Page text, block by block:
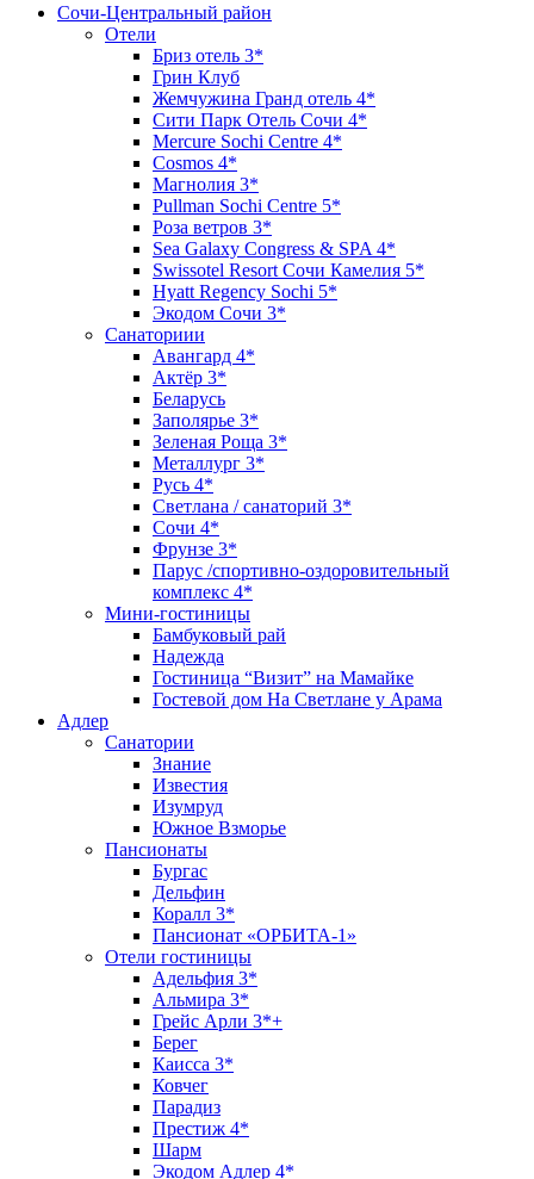
Сочи-Центральный район
Отели
Бриз отель 3*
Грин Клуб
Жемчужина Гранд отель 4*
Сити Парк Отель Сочи 4*
Mercure Sochi Centre 4*
Cosmos 4*
Магнолия 3*
Pullman Sochi Сеntre 5*
Роза ветров 3*
Sea Galaxy Congress & SPA 4*
Swissotel Resort Сочи Камелия 5*
Hyatt Regency Sochi 5*
Экодом Сочи 3*
Санаториии
Авангард 4*
Актёр 3*
Беларусь
Заполярье 3*
Зеленая Роща 3*
Металлург 3*
Русь 4*
Светлана / санаторий 3*
Сочи 4*
Фрунзе 3*
Парус /спортивно-оздоровительный
комплекс 4*
Мини-гостиницы
Бамбуковый рай
Надежда
Гостиница “Визит” на Мамайке
Гостевой дом На Светлане у Арама
Адлер
Санатории
Знание
Известия
Изумруд
Южное Взморье
Пансионаты
Бургас
Дельфин
Коралл 3*
Пансионат «ОРБИТА-1»
Отели гостиницы
Адельфия 3*
Альмира 3*
Грейс Арли 3*+
Берег
Каисса 3*
Ковчег
Парадиз
Престиж 4*
Шарм
Экодом Адлер 4*